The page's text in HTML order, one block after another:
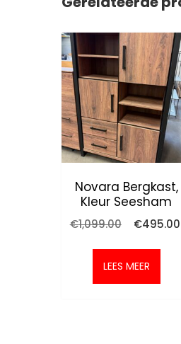
Novara Bergkast,
Kleur Seesham
€1,099.00
was:
€1,099.00.
€495.00
LEES MEER